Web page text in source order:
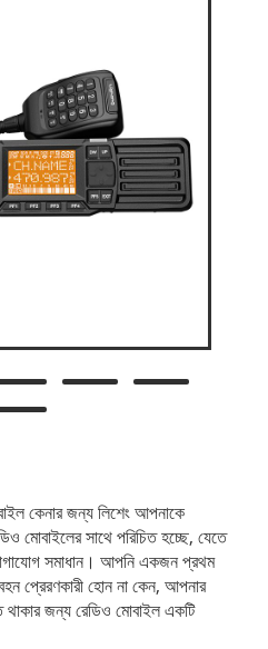
কেনার জন্য লিশেং আপনাকে
মোবাইলের সাথে পরিচিত হচ্ছে, যেতে
সমাধান। আপনি একজন প্রথম
প্রেরণকারী হোন না কেন, আপনার
থাকার জন্য রেডিও মোবাইল একটি